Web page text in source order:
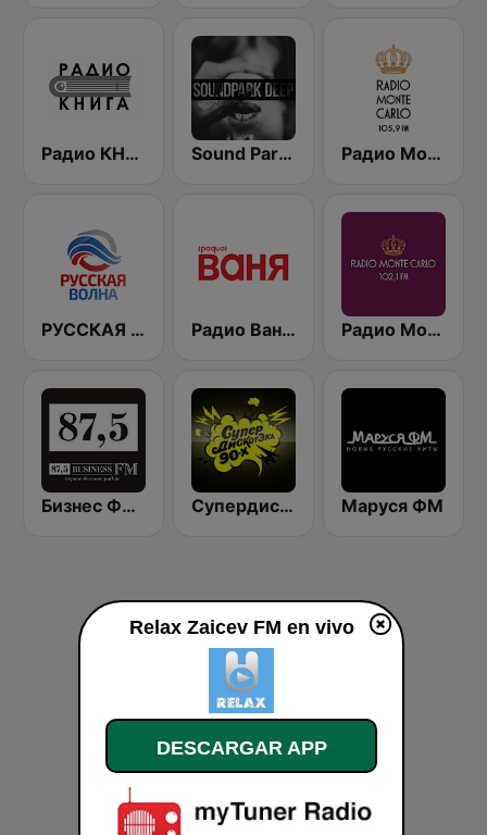
Радио КНИГА Sound Park #DEEP Радио Монте Карло Санкт-Петербург 105.9 FM (Monte Carlo Saint-Petersburg)
РУССКАЯ ВОЛНА - Russian Wave Радио Ваня (Radio Vanya) Радио Монте Карло (Monte Carlo) 102.1 FM
Бизнес ФМ (Business FM) Супердискотека 90х Радио Рекорд (Radio Record 90s Superdisco) Маруся ФМ
Relax Zaicev FM en vivo
DESCARGAR APP